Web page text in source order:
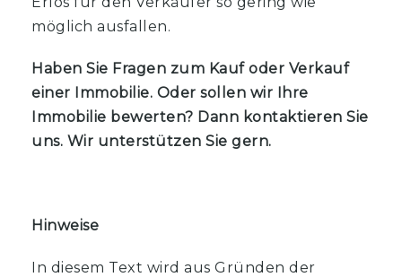
möglich ausfallen.
Haben Sie Fragen zum Kauf oder Verkauf
einer Immobilie. Oder sollen wir Ihre
Immobilie bewerten? Dann kontaktieren Sie
uns. Wir unterstützen Sie gern.
Hinweise
In diesem Text wird aus Gründen der